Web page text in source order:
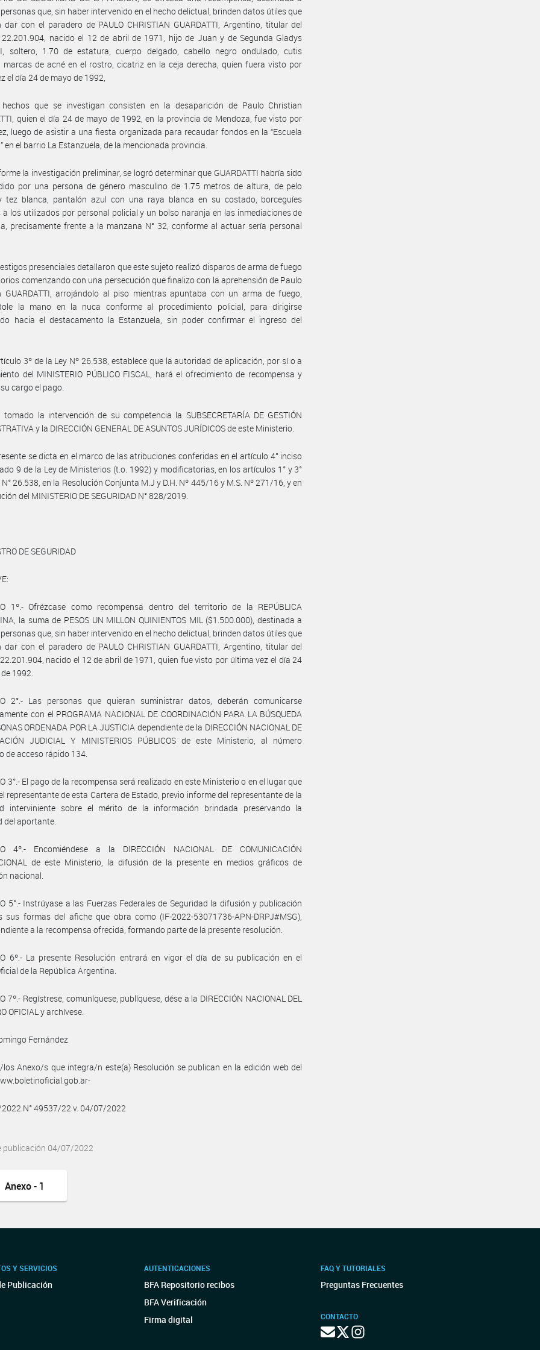
que, sin haber intervenido en el hecho delictual, brinden datos útiles que
dar con el paradero de PAULO CHRISTIAN GUARDATTI, Argentino, titular del
22.201.904, nacido el 12 de abril de 1971, hijo de Juan y de Segunda Gladys
soltero, 1.70 de estatura, cuerpo delgado, cabello negro ondulado, cutis
marcas de acné en el rostro, cicatriz en la ceja derecha, quien fuera visto por
el día 24 de mayo de 1992,
que se investigan consisten en la desaparición de Paulo Christian
quien el día 24 de mayo de 1992, en la provincia de Mendoza, fue visto por
luego de asistir a una fiesta organizada para recaudar fondos en la “Escuela
en el barrio La Estanzuela, de la mencionada provincia.
la investigación preliminar, se logró determinar que GUARDATTI habría sido
por una persona de género masculino de 1.75 metros de altura, de pelo
tez blanca, pantalón azul con una raya blanca en su costado, borceguíes
a los utilizados por personal policial y un bolso naranja en las inmediaciones de
precisamente frente a la manzana N° 32, conforme al actuar sería personal
presenciales detallaron que este sujeto realizó disparos de arma de fuego
comenzando con una persecución que finalizo con la aprehensión de Paulo
GUARDATTI, arrojándolo al piso mientras apuntaba con un arma de fuego,
la mano en la nuca conforme al procedimiento policial, para dirigirse
hacia el destacamento la Estanzuela, sin poder confirmar el ingreso del
3º de la Ley Nº 26.538, establece que la autoridad de aplicación, por sí o a
del MINISTERIO PÚBLICO FISCAL, hará el ofrecimiento de recompensa y
cargo el pago.
tomado la intervención de su competencia la SUBSECRETARÍA DE GESTIÓN
y la DIRECCIÓN GENERAL DE ASUNTOS JURÍDICOS de este Ministerio.
se dicta en el marco de las atribuciones conferidas en el artículo 4° inciso
9 de la Ley de Ministerios (t.o. 1992) y modificatorias, en los artículos 1° y 3°
N° 26.538, en la Resolución Conjunta M.J y D.H. Nº 445/16 y M.S. Nº 271/16, y en
del MINISTERIO DE SEGURIDAD N° 828/2019.
DE SEGURIDAD
1º.- Ofrézcase como recompensa dentro del territorio de la REPÚBLICA
la suma de PESOS UN MILLON QUINIENTOS MIL ($1.500.000), destinada a
que, sin haber intervenido en el hecho delictual, brinden datos útiles que
dar con el paradero de PAULO CHRISTIAN GUARDATTI, Argentino, titular del
22.201.904, nacido el 12 de abril de 1971, quien fue visto por última vez el día 24
1992.
2°.- Las personas que quieran suministrar datos, deberán comunicarse
con el PROGRAMA NACIONAL DE COORDINACIÓN PARA LA BÚSQUEDA
ORDENADA POR LA JUSTICIA dependiente de la DIRECCIÓN NACIONAL DE
JUDICIAL Y MINISTERIOS PÚBLICOS de este Ministerio, al número
de acceso rápido 134.
3°.- El pago de la recompensa será realizado en este Ministerio o en el lugar que
representante de esta Cartera de Estado, previo informe del representante de la
interviniente sobre el mérito de la información brindada preservando la
del aportante.
4º.- Encomiéndese a la DIRECCIÓN NACIONAL DE COMUNICACIÓN
de este Ministerio, la difusión de la presente en medios gráficos de
nacional.
5°.- Instrúyase a las Fuerzas Federales de Seguridad la difusión y publicación
sus formas del afiche que obra como (IF-2022-53071736-APN-DRPJ#MSG),
a la recompensa ofrecida, formando parte de la presente resolución.
6º.- La presente Resolución entrará en vigor el día de su publicación en el
de la República Argentina.
7º.- Regístrese, comuníquese, publíquese, dése a la DIRECCIÓN NACIONAL DEL
OFICIAL y archívese.
Fernández
los Anexo/s que integra/n este(a) Resolución se publican en la edición web del
N° 49537/22 v. 04/07/2022
publicación 04/07/2022
Anexo - 1
Y SERVICIOS
Publicación
AUTENTICACIONES
BFA Repositorio recibos
BFA Verificación
Firma digital
FAQ Y TUTORIALES
Preguntas Frecuentes
CONTACTO